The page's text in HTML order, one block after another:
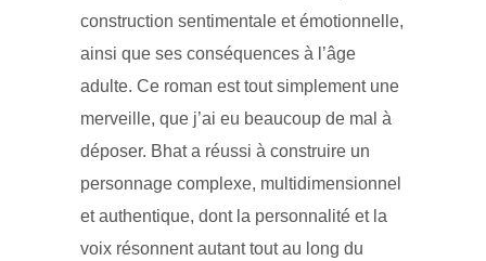
construction sentimentale et émotionnelle,
ainsi que ses conséquences à l’âge
adulte. Ce roman est tout simplement une
merveille, que j’ai eu beaucoup de mal à
déposer. Bhat a réussi à construire un
personnage complexe, multidimensionnel
et authentique, dont la personnalité et la
voix résonnent autant tout au long du